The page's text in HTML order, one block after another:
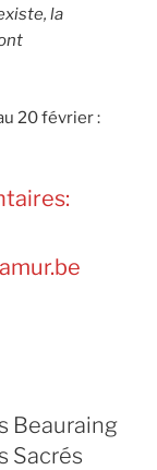
la
20 février :
Beauraing
Sacrés